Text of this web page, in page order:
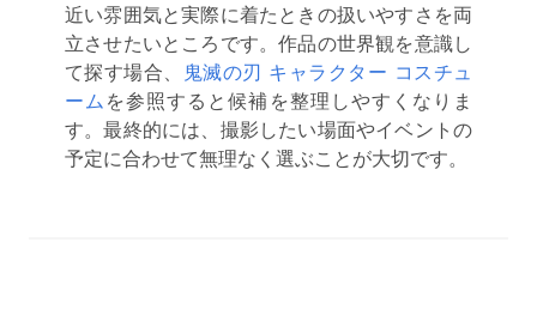
近い雰囲気と実際に着たときの扱いやすさを両
立させたいところです。作品の世界観を意識し
て探す場合、
鬼滅の刃 キャラクター コスチュ
ーム を参照すると候補を整理しやすくなりま
す。最終的には、撮影したい場面やイベントの
予定に合わせて無理なく選ぶことが大切です。